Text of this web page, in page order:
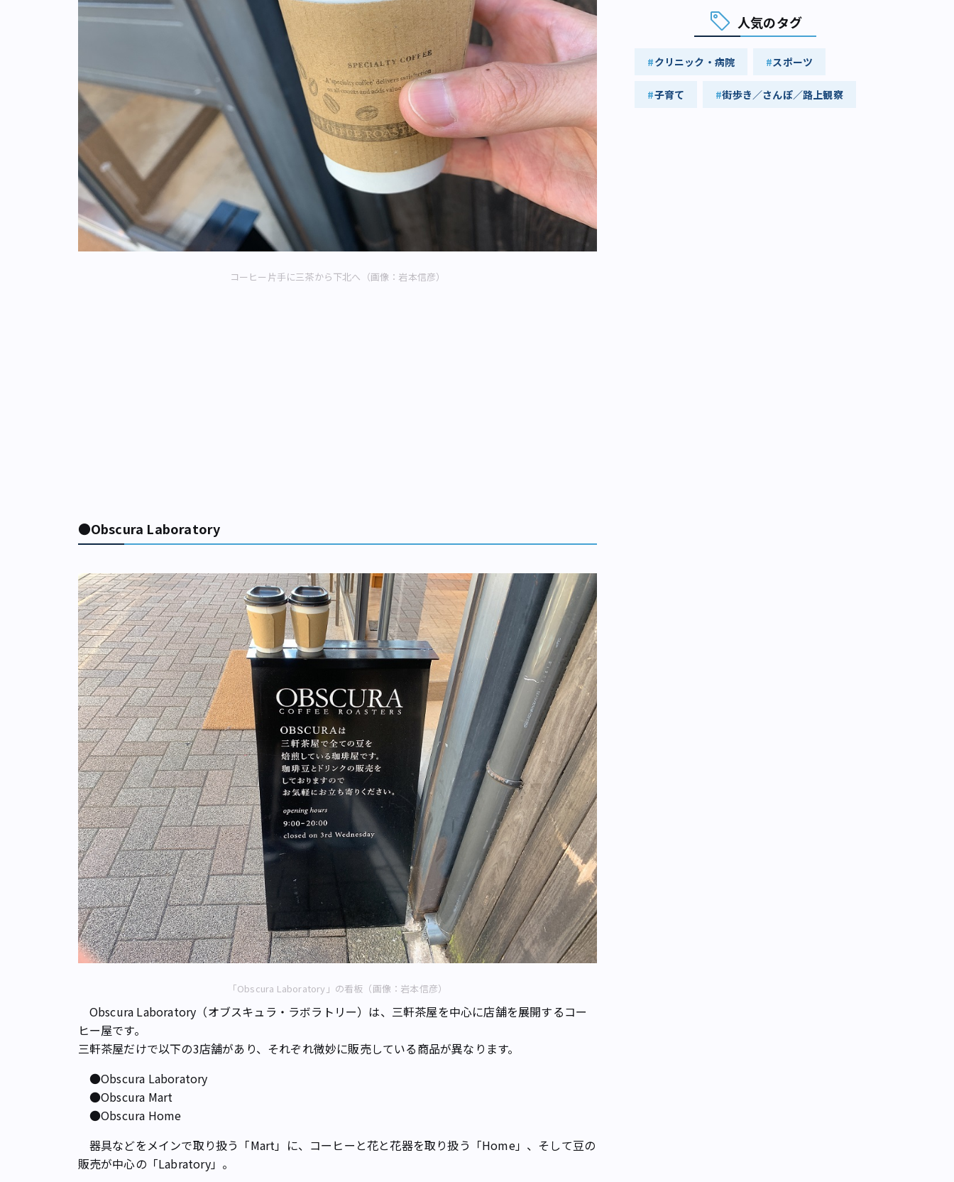
コーヒー片手に三茶から下北へ（画像：岩本信彦）
●Obscura Laboratory
「Obscura Laboratory」の看板（画像：岩本信彦）
Obscura Laboratory（オブスキュラ・ラボラトリー）は、三軒茶屋を中心に店舗を展開するコー
ヒー屋です。
三軒茶屋だけで以下の3店舗があり、それぞれ微妙に販売している商品が異なります。
●Obscura Laboratory
●Obscura Mart
●Obscura Home
器具などをメインで取り扱う「Mart」に、コーヒーと花と花器を取り扱う「Home」、そして豆の
販売が中心の「Labratory」。
人気のタグ
クリニック・病院 スポーツ
子育て 街歩き／さんぽ／路上観察